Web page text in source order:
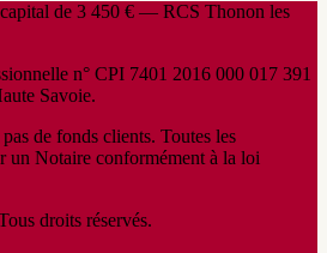
de 3 450 € — RCS Thonon les
n° CPI 7401 2016 000 017 391
Savoie.
de fonds clients. Toutes les
un Notaire conformément à la loi
droits réservés.